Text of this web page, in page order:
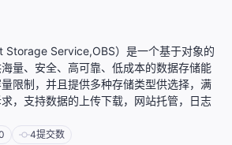
Storage Service,OBS）是一个基于对象的
量、安全、高可靠、低成本的数据存储能
限制，并且提供多种存储类型供选择，满
，支持数据的上传下载，网站托管，日志
4提交数